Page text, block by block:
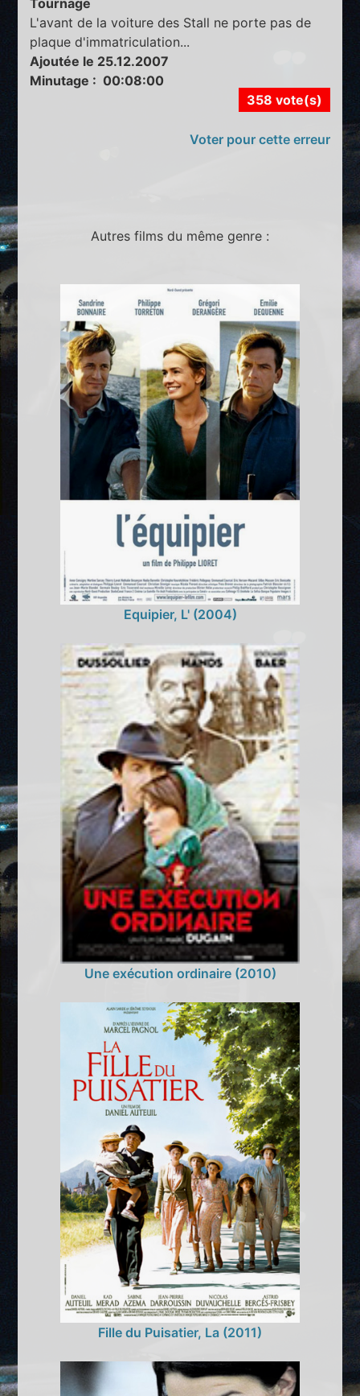
L'avant de la voiture des Stall ne porte pas de
plaque d'immatriculation...
Ajoutée le 25.12.2007
Minutage : 00:08:00
358 vote(s)
Voter pour cette erreur
Autres films du même genre :
Equipier, L' (2004)
Une exécution ordinaire (2010)
Fille du Puisatier, La (2011)